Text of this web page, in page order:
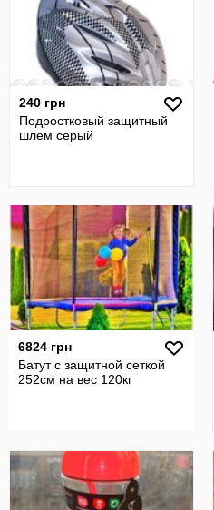
240 грн
Подростковый защитный
шлем серый
6824 грн
Батут с защитной сеткой
252см на вес 120кг